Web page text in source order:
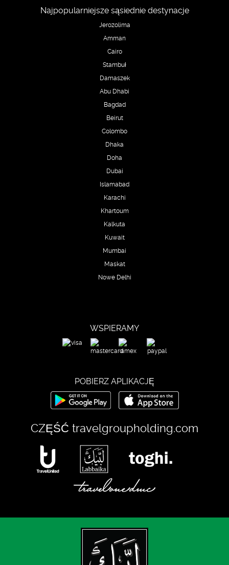
Najpopularniejsze sąsiednie destynacje
Jerozolima
Amman
Cairo
Stambuł
Damaszek
Abu Dhabi
Bagdad
Beirut
Colombo
Dhaka
Doha
Dubai
Islamabad
Karachi
Khartoum
Kalkuta
Kuwait
Mumbai
Maskat
Nowe Delhi
WSPIERAMY
POBIERZ APLIKACJĘ
CZĘŚĆ travelgroupholding.com